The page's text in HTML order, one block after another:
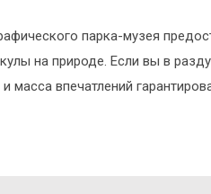
парка-музея
на природе. Если вы в
масса впечатлений